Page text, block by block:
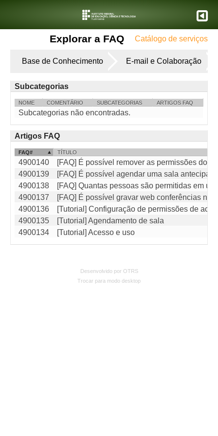
Catálogo de serviços
Explorar a FAQ
Base de Conhecimento E-mail e Colaboração
Subcategorias
NOME COMENTÁRIO SUBCATEGORIAS ARTIGOS FAQ
Subcategorias não encontradas.
Artigos FAQ
FAQ# TÍTULO
4900140
[FAQ] É possível remover as permissões dos
4900139
[FAQ] É possível agendar uma sala
4900138
[FAQ] Quantas pessoas são permitidas em
4900137
[FAQ] É possível gravar web conferências no
4900136
[Tutorial] Configuração de permissões de
4900135
[Tutorial] Agendamento de sala
4900134
[Tutorial] Acesso e uso
Desenvolvido por OTRS
Trocar para modo desktop